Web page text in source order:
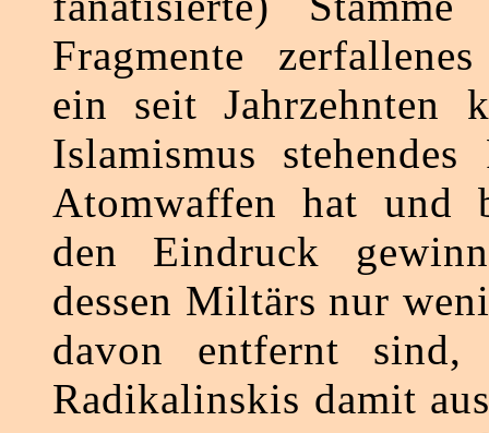
Fragmente
ein seit Jahrzehnten
Islamismus stehendes
Atomwaffen hat und
den Eindruck
dessen Miltärs nur
davon entfernt sind,
Radikalinskis damit